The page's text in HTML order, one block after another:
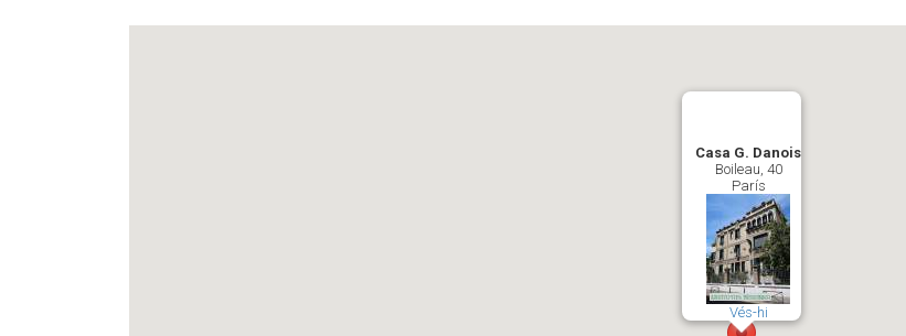
Casa G. Danois
Boileau, 40
París
Vés-hi